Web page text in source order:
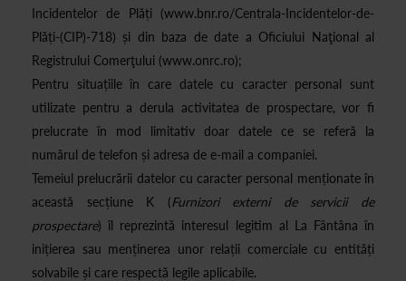
Incidentelor de Plăți (www.bnr.ro/Centrala-Incidentelor-de-
Plăți-(CIP)-718) și din baza de date a Oficiului Naţional al
Registrului Comerţului (www.onrc.ro);
Pentru situațiile în care datele cu caracter personal sunt
utilizate pentru a derula activitatea de prospectare, vor fi
prelucrate în mod limitativ doar datele ce se referă la
numărul de telefon și adresa de e-mail a companiei.
Temeiul prelucrării datelor cu caracter personal menționate în
această secțiune K (Furnizori externi de servicii de
prospectare) îl reprezintă interesul legitim al La Fântâna în
inițierea sau menținerea unor relații comerciale cu entități
solvabile și care respectă legile aplicabile.